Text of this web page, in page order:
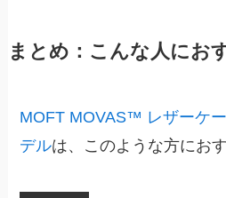
まとめ：こんな人にお
MOFT MOVAS™ レザーケ
デルは、このような方におす